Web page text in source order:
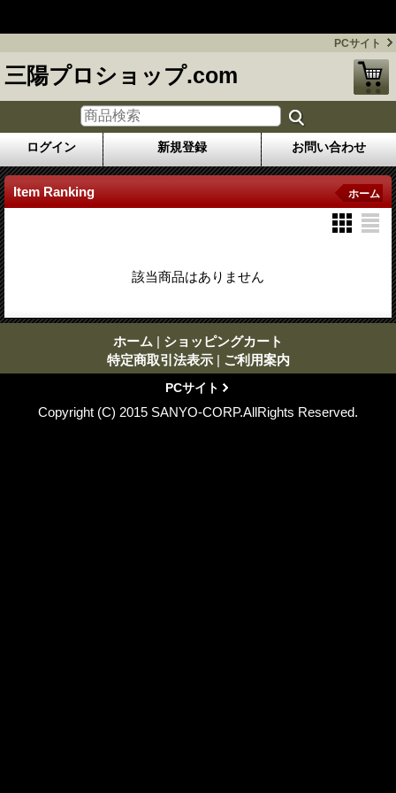
PCサイト
三陽プロショップ.com
ログイン 新規登録 お問い合わせ
Item Ranking ホーム
該当商品はありません
ホーム | ショッピングカート
特定商取引法表示 | ご利用案内
PCサイト
Copyright (C) 2015 SANYO-CORP.AllRights Reserved.